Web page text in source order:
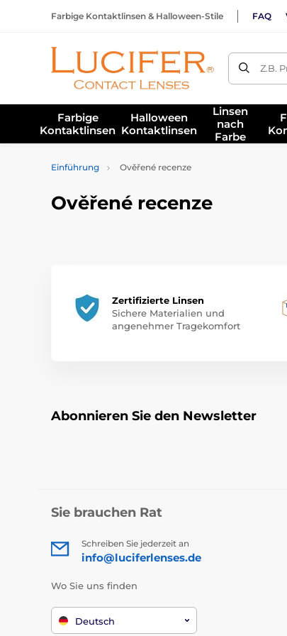
Farbige Kontaktlinsen & Halloween-Stile FAQ
Z.B.
Farbige
Kontaktlinsen
Halloween
Kontaktlinsen
Linsen
nach
Farbe
Einführung Ověřené recenze
Ověřené recenze
Zertifizierte Linsen
Sichere Materialien und
angenehmer Tragekomfort
Abonnieren Sie den Newsletter
Sie brauchen Rat
Schreiben Sie jederzeit an
info@luciferlenses.de
Wo Sie uns finden
Deutsch